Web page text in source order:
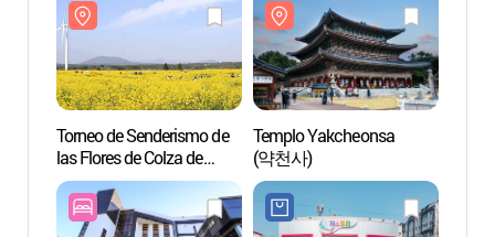
Torneo de Senderismo de
las Flores de Colza de
Seogwipo (서귀포 유채꽃
국제걷기대회)
Templo Yakcheonsa
(약천사)